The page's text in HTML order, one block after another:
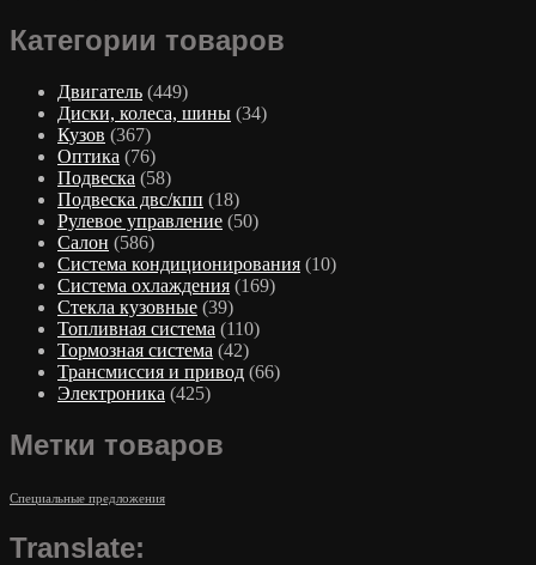
Категории товаров
Двигатель (449)
Диски, колеса, шины (34)
Кузов (367)
Оптика (76)
Подвеска (58)
Подвеска двс/кпп (18)
Рулевое управление (50)
Салон (586)
Система кондиционирования (10)
Система охлаждения (169)
Стекла кузовные (39)
Топливная система (110)
Тормозная система (42)
Трансмиссия и привод (66)
Электроника (425)
Метки товаров
Специальные предложения
Translate: